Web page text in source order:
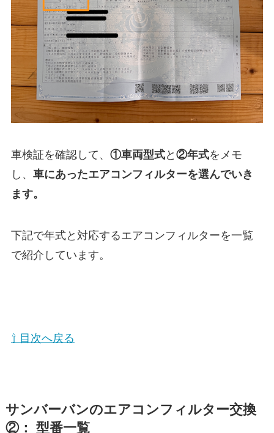
車検証を確認して、 ①車両型式と ②年式をメモ
し、 車にあったエアコンフィルターを選んでいき
ます。
下記で年式と対応するエアコンフィルターを一覧
で紹介しています。
⇧ 目次へ戻る
サンバーバンのエアコンフィルター交換
②： 型番一覧